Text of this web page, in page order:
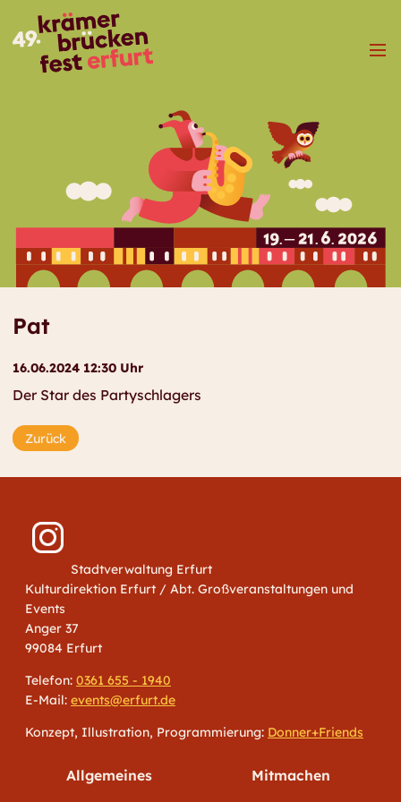
Menü
Pat
16.06.2024 12:30 Uhr
Der Star des Partyschlagers
Zurück
Stadtverwaltung Erfurt
Kulturdirektion Erfurt / Abt. Großveranstaltungen und
Events
Anger 37
99084 Erfurt
Telefon: 0361 655 - 1940
E-Mail: events@erfurt.de
Konzept, Illustration, Programmierung: Donner+Friends
Allgemeines Mitmachen